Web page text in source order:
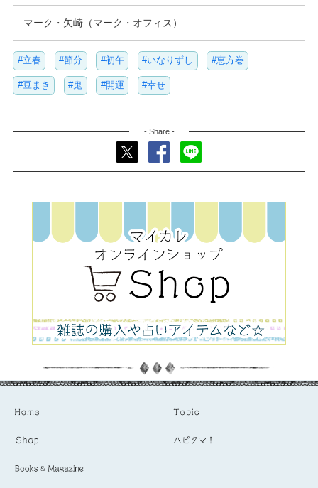
マーク・矢崎（マーク・オフィス）
#立春 #節分 #初午 #いなりずし #恵方巻
#豆まき #鬼 #開運 #幸せ
- Share -